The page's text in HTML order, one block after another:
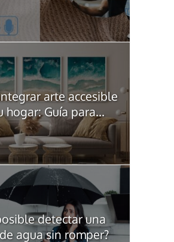
arte accesible
hogar: Guía para...
detectar una
agua sin romper?